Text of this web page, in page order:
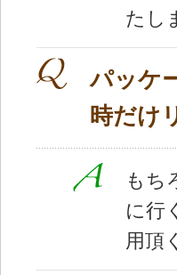
たし
パッケ
時だけ
もち
に行
用頂